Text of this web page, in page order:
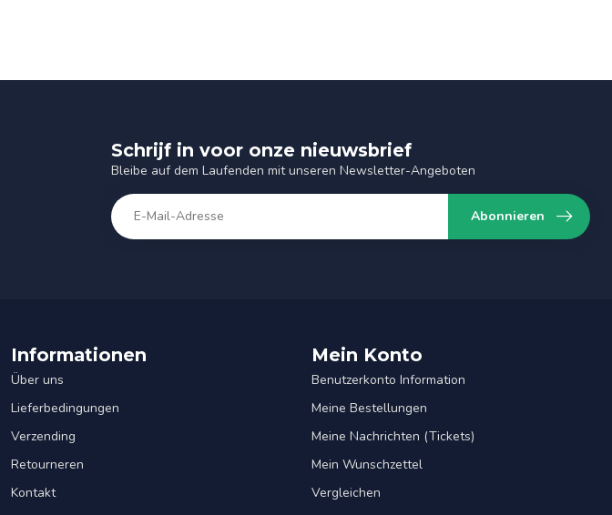
Schrijf in voor onze nieuwsbrief
Bleibe auf dem Laufenden mit unseren Newsletter-Angeboten
Abonnieren
Informationen
Über uns
Lieferbedingungen
Verzending
Retourneren
Kontakt
Mein Konto
Benutzerkonto Information
Meine Bestellungen
Meine Nachrichten (Tickets)
Mein Wunschzettel
Vergleichen